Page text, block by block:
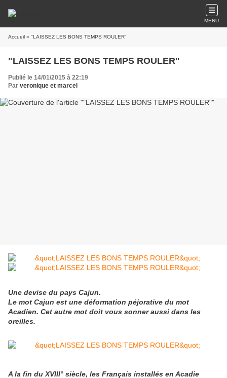
MENU
Accueil » "LAISSEZ LES BONS TEMPS ROULER"
"LAISSEZ LES BONS TEMPS ROULER"
Publié le 14/01/2015 à 22:19
Par veronique et marcel
Une devise du pays Cajun.
Le mot Cajun est une déformation péjorative du mot
Acadien. Cet autre mot doit vous sonner aussi dans les
oreilles.
A la fin du XVIII° siècle, les Français installés en Acadie